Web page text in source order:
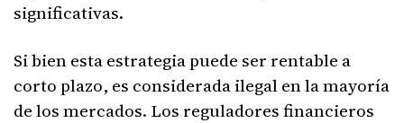
significativas.
Si bien esta estrategia puede ser rentable a
corto plazo, es considerada ilegal en la mayoría
de los mercados. Los reguladores financieros